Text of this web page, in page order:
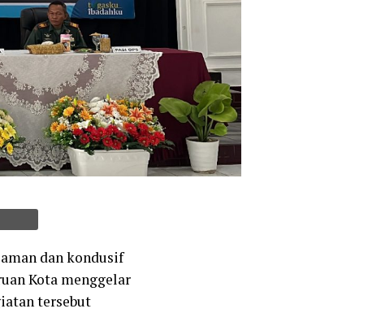
dan kondusif
Kota menggelar
tersebut